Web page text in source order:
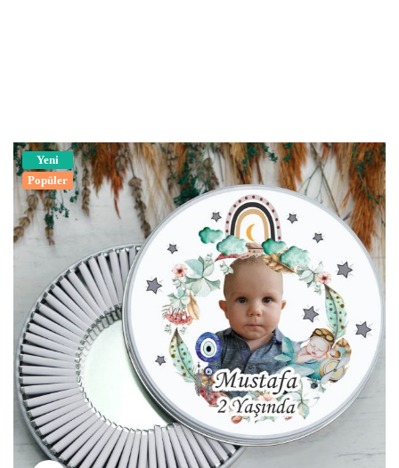
Yeni
Popüler